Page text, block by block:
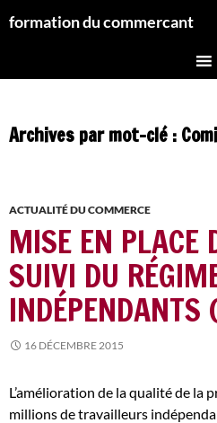
auformation du commercant
Archives par mot-clé :
ACTUALITÉ DU COMMERCE
MISE EN PLACE
SUIVI DU
INDÉPENDANTS
16 DÉCEMBRE 2015
L’amélioration de la qualité de la
millions de travailleurs